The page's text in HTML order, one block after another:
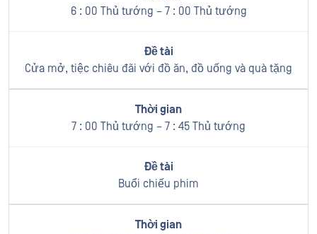
6 : 00 Thủ tướng – 7 : 00 Thủ tướng
Cửa mở, tiệc chiêu đãi với đồ ăn, đồ uống và quà tặng
7 : 00 Thủ tướng – 7 : 45 Thủ tướng
Buổi chiếu phim